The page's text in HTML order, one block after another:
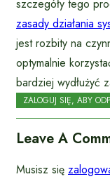
szczegóły tego
zasady działania
jest rozbity na
optymalnie
bardziej wydłużyć
ZALOGUJ SIĘ, ABY
Leave A
Musisz się